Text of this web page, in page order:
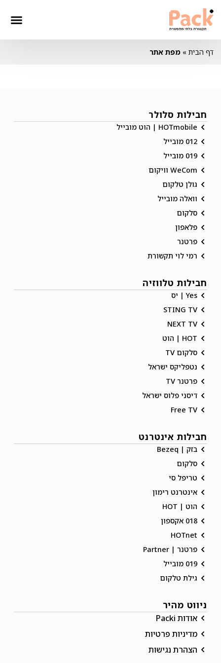
דף הבית » מפת אתר
חבילות סלולר
HOTmobile | הוט מובייל
012 מובייל
019 מובייל
WeCom וויקום
גולן טלקום
וואלה מובייל
סלקום
פלאפון
פרטנר
רמי לוי תקשורת
חבילות טלווזיה
Yes | יס
STING TV
NEXT TV
HOT | הוט
סלקום TV
נטפליקס ישראל
פרטנר TV
דיסני פלוס ישראל
Free TV
חבילות אינטרנט
בזק | Bezeq
סלקום
טריפל סי
אינטרנט רימון
הוט | HOT
018 אקספון
HOTnet
פרטנר | Partner
019 מובייל
גילת טלקום
ניווט מהיר
אודות Packi
מדיניות פרטיות
הצהרת נגישות